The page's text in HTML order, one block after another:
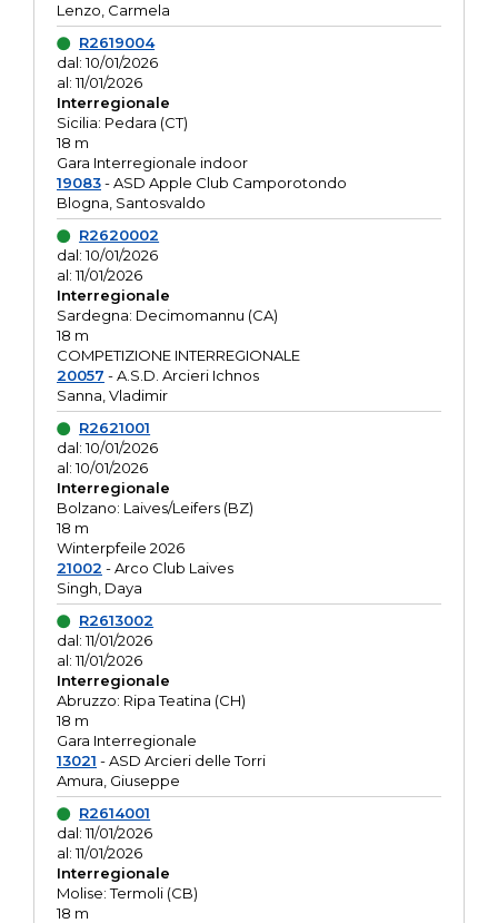
Lenzo, Carmela
R2619004
dal: 10/01/2026
al: 11/01/2026
Interregionale
Sicilia: Pedara (CT)
18 m
Gara Interregionale indoor
19083- ASD Apple Club Camporotondo
Blogna, Santosvaldo
R2620002
dal: 10/01/2026
al: 11/01/2026
Interregionale
Sardegna: Decimomannu (CA)
18 m
COMPETIZIONE INTERREGIONALE
20057 - A.S.D. Arcieri Ichnos
Sanna, Vladimir
R2621001
dal: 10/01/2026
al: 10/01/2026
Interregionale
Bolzano: Laives/Leifers (BZ)
18 m
Winterpfeile 2026
21002 - Arco Club Laives
Singh, Daya
R2613002
dal: 11/01/2026
al: 11/01/2026
Interregionale
Abruzzo: Ripa Teatina (CH)
18 m
Gara Interregionale
13021 - ASD Arcieri delle Torri
Amura, Giuseppe
R2614001
dal: 11/01/2026
al: 11/01/2026
Interregionale
Molise: Termoli (CB)
18 m